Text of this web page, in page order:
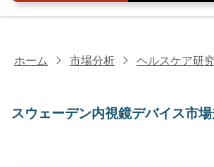
ホーム 市場分析 ヘルスケア研究
スウェーデン内視鏡デバイス市